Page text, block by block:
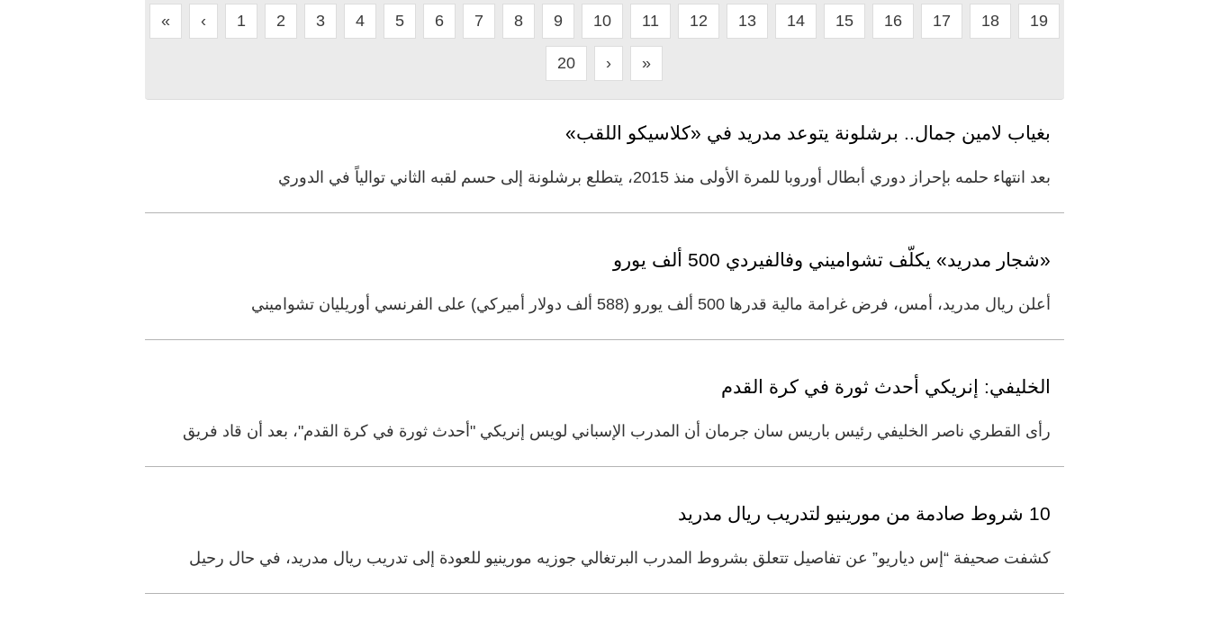
« ‹ 1 2 3 4 5 6 7 8 9 10 11 12 13 14 15 16 17 18 19
20 › »
بغياب لامين جمال.. برشلونة يتوعد مدريد في «كلاسيكو اللقب»
بعد انتهاء حلمه بإحراز دوري أبطال أوروبا للمرة الأولى منذ 2015، يتطلع برشلونة إلى حسم لقبه الثاني توالياً في الدوري
«شجار مدريد» يكلّف تشواميني وفالفيردي 500 ألف يورو
أعلن ريال مدريد، أمس، فرض غرامة مالية قدرها 500 ألف يورو (588 ألف دولار أميركي) على الفرنسي أوريليان تشواميني
الخليفي: إنريكي أحدث ثورة في كرة القدم
رأى القطري ناصر الخليفي رئيس باريس سان جرمان أن المدرب الإسباني لويس إنريكي "أحدث ثورة في كرة القدم"، بعد أن قاد فريق
10 شروط صادمة من مورينيو لتدريب ريال مدريد
كشفت صحيفة “إس دياريو” عن تفاصيل تتعلق بشروط المدرب البرتغالي جوزيه مورينيو للعودة إلى تدريب ريال مدريد، في حال رحيل